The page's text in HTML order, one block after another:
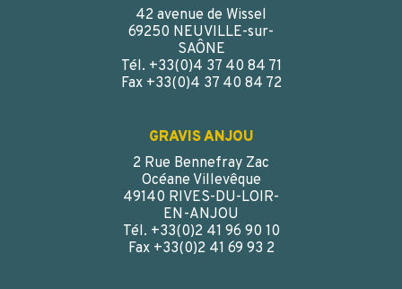
42 avenue de Wissel
69250 NEUVILLE-sur-
SAÔNE
Tél. +33(0)4 37 40 84 71
Fax +33(0)4 37 40 84 72
GRAVIS ANJOU
2 Rue Bennefray Zac
Océane Villevêque
49140 RIVES-DU-LOIR-
EN-ANJOU
Tél. +33(0)2 41 96 90 10
Fax +33(0)2 41 69 93 2